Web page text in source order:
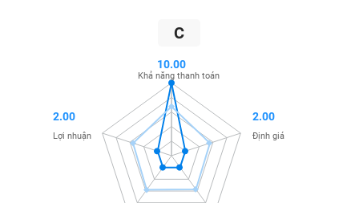
C
10.00
Khả năng thanh toán
2.00
Định giá
2.00
Lợi nhuận
THIẾT